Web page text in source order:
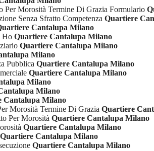
Per Morosità Termine Di Grazia Formulario
Senza Sfratto Competenza Quartiere
Cantalupa Milano
Ho Quartiere Cantalupa Milano
Quartiere Cantalupa Milano
Milano
Pubblica Quartiere Cantalupa Milano
Quartiere Cantalupa Milano
Milano
Milano
Cantalupa Milano
Morosità Termine Di Grazia Quartiere
Per Morosità Quartiere Cantalupa Milano
Quartiere Cantalupa Milano
Quartiere Cantalupa Milano
Quartiere Cantalupa Milano